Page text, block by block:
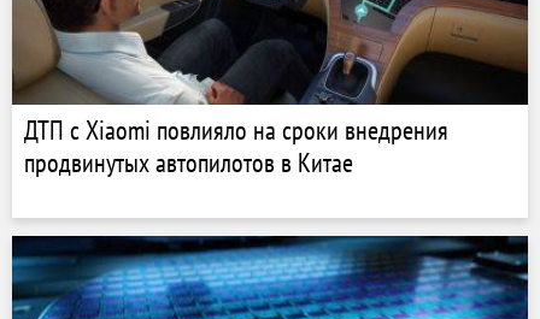
ДТП с Xiaomi повлияло на сроки внедрения
продвинутых автопилотов в Китае